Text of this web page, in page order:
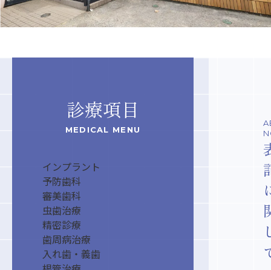
診療項目
MEDICAL MENU
インプラント
予防歯科
審美歯科
虫歯治療
精密診療
歯周病治療
入れ歯・義歯